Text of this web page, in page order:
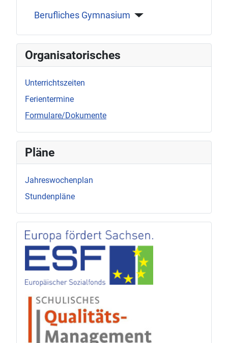
Berufliches Gymnasium
Organisatorisches
Unterrichtszeiten
Ferientermine
Formulare/Dokumente
Pläne
Jahreswochenplan
Stundenpläne